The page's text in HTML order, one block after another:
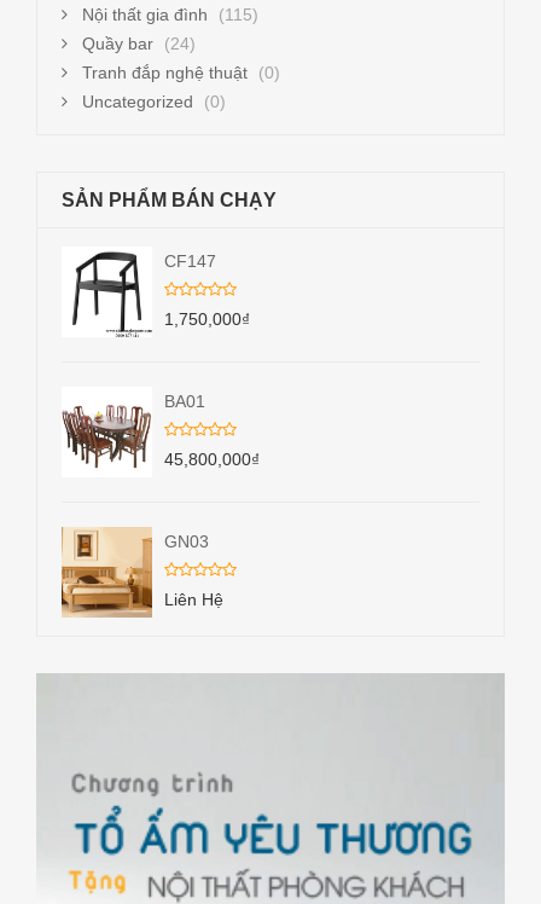
Nội thất gia đình
(115)
Quầy bar
(24)
Tranh đắp nghệ thuật
(0)
Uncategorized
(0)
SẢN PHẨM BÁN CHẠY
CF147
1,750,000₫
BA01
45,800,000₫
GN03
Liên Hệ